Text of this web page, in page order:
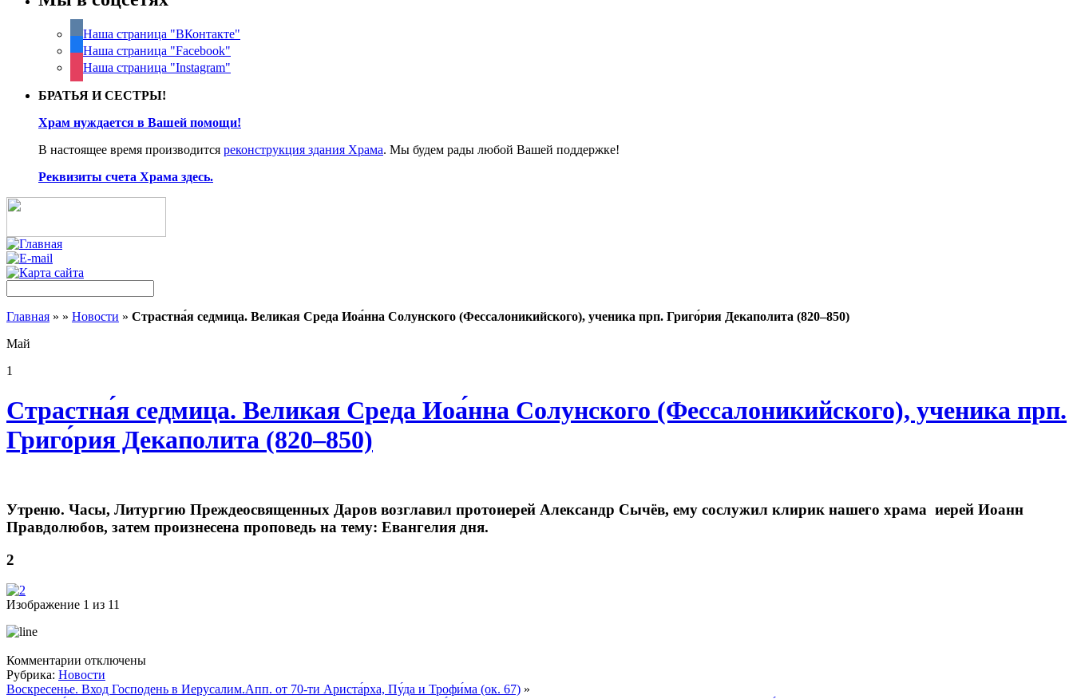
Наша страница "ВКонтакте"
Наша страница "Facebook"
Наша страница "Instagram"
БРАТЬЯ И СЕСТРЫ!
Храм нуждается в Вашей помощи!
В настоящее время производится реконструкция здания Храма. Мы будем рады любой Вашей поддержке!
Реквизиты счета Храма здесь.
Главная » » Новости » Страстна́я седмица. Великая Среда Иоа́нна Солунского (Фессалоникийского), ученика прп. Григо́рия Декаполита (820–850)
Май
1
Страстна́я седмица. Великая Среда Иоа́нна Солунского (Фессалоникийского), ученика прп.
Григо́рия Декаполита (820–850)
Утреню. Часы, Литургию Преждеосвященных Даров возглавил протоиерей Александр Сычёв, ему сослужил клирик нашего храма иерей Иоанн
Правдолюбов, затем произнесена проповедь на тему: Евангелия дня.
2
Изображение 1 из 11
Комментарии к
записи
Страстна́я
отключены
Рубрика: Новости
Воскресенье. Вход Господень в Иерусалим.Апп. от 70-ти Ариста́рха, Пу́да и Трофи́ма (ок. 67) »